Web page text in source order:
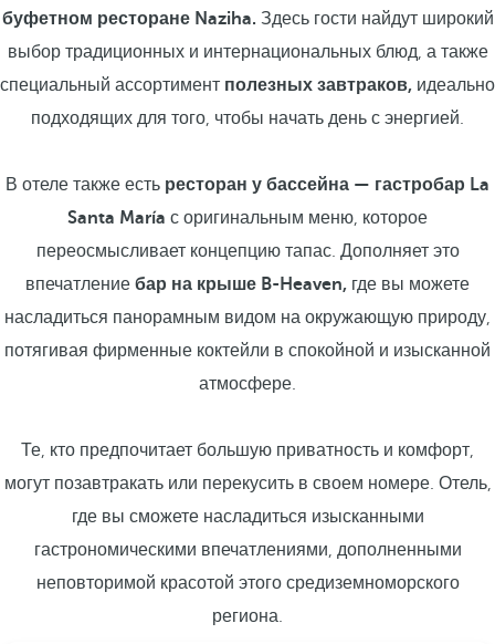
буфетном ресторане Naziha. Здесь гости найдут широкий
выбор традиционных и интернациональных блюд, а также
специальный ассортимент полезных завтраков, идеально
подходящих для того, чтобы начать день с энергией.
В отеле также есть ресторан у бассейна — гастробар La
Santa María с оригинальным меню, которое
переосмысливает концепцию тапас. Дополняет это
впечатление бар на крыше B-Heaven, где вы можете
насладиться панорамным видом на окружающую природу,
потягивая фирменные коктейли в спокойной и изысканной
атмосфере.
Те, кто предпочитает большую приватность и комфорт,
могут позавтракать или перекусить в своем номере. Отель,
где вы сможете насладиться изысканными
гастрономическими впечатлениями, дополненными
неповторимой красотой этого средиземноморского
региона.